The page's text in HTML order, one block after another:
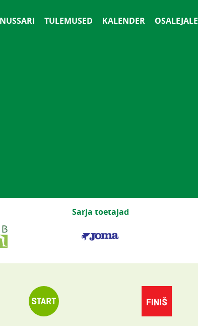
TULEMUSED KALENDER OSALEJALE
Sarja toetajad